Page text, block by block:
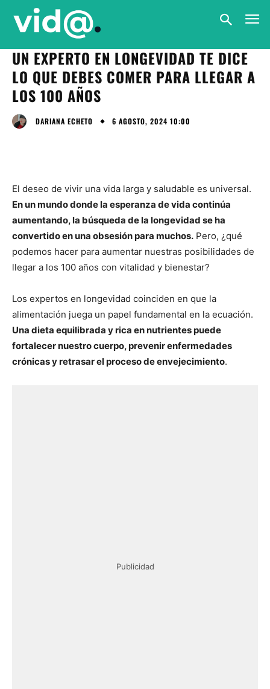
UN EXPERTO EN LONGEVIDAD TE DICE
LO QUE DEBES COMER PARA LLEGAR A
LOS 100 AÑOS
DARIANA ECHETO 6 AGOSTO, 2024 10:00
El deseo de vivir una vida larga y saludable es universal.
En un mundo donde la esperanza de vida continúa
aumentando, la búsqueda de la longevidad se ha
convertido en una obsesión para muchos. Pero, ¿qué
podemos hacer para aumentar nuestras posibilidades de
llegar a los 100 años con vitalidad y bienestar?
Los expertos en longevidad coinciden en que la
alimentación juega un papel fundamental en la ecuación.
Una dieta equilibrada y rica en nutrientes puede
fortalecer nuestro cuerpo, prevenir enfermedades
crónicas y retrasar el proceso de envejecimiento.
Publicidad